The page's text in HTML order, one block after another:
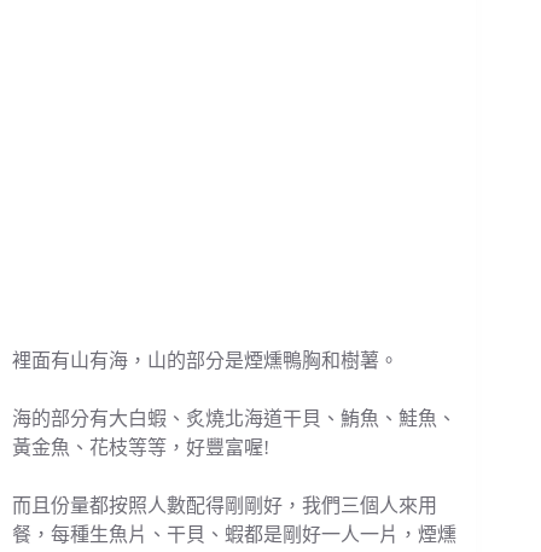
裡面有山有海，山的部分是煙燻鴨胸和樹薯。
海的部分有大白蝦、炙燒北海道干貝、鮪魚、鮭魚、
黃金魚、花枝等等，好豐富喔!
而且份量都按照人數配得剛剛好，我們三個人來用
餐，每種生魚片、干貝、蝦都是剛好一人一片，煙燻